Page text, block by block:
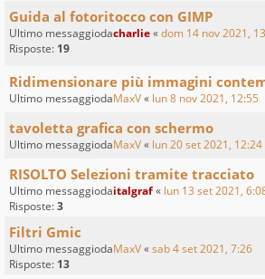
Guida al fotoritocco con GIMP
Ultimo messaggiodacharlie«dom 14 nov 2021,
Risposte: 19
Ridimensionare più immagini
Ultimo messaggiodaMaxV« lun 8 nov 2021, 12:55
tavoletta grafica con schermo
Ultimo messaggiodaMaxV« lun 20 set 2021, 12:24
RISOLTO Selezioni tramite tracciato
Ultimo messaggiodaitalgraf« lun 13 set 2021,
Risposte:3
Filtri Gmic
Ultimo messaggiodaMaxV«sab 4 set 2021, 7:26
Risposte: 13